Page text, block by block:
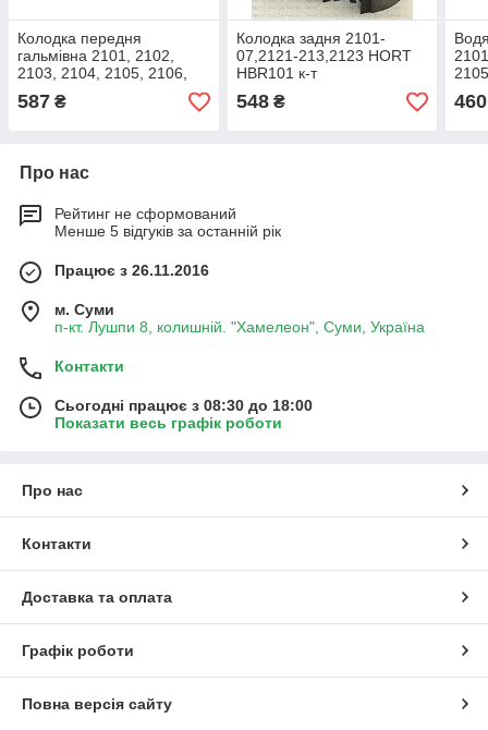
Колодка передня
гальмівна 2101, 2102,
2103, 2104, 2105, 2106,
2107 HORT комплект
HBP10001
587 ₴
Колодка задня 2101-
07,2121-213,2123 HORT
HBR101 к-т
548₴ 460
Про нас
Рейтинг не сформований
Менше 5 відгуків за останній рік
Працює з 26.11.2016
м. Суми
п-кт. Лушпи 8, колишній. "Хамелеон", Суми, Україна
Контакти
Сьогодні працює з 08:30 до 18:00
Показати весь графік роботи
Про нас
Контакти
Доставка та оплата
Графік роботи
Повна версія сайту